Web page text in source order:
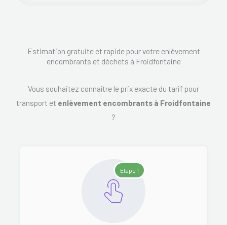
Estimation gratuite et rapide pour votre enlèvement
encombrants et déchets à Froidfontaine
Vous souhaitez connaître le prix exacte du tarif pour
transport et enlèvement encombrants à Froidfontaine
?
Etape 1